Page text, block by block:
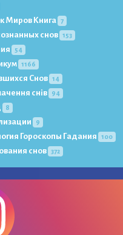
Миров Книга 7
снов 153
54
1166
Снов 14
снів 94
8
9
Гороскопы Гадания 100
снов 372